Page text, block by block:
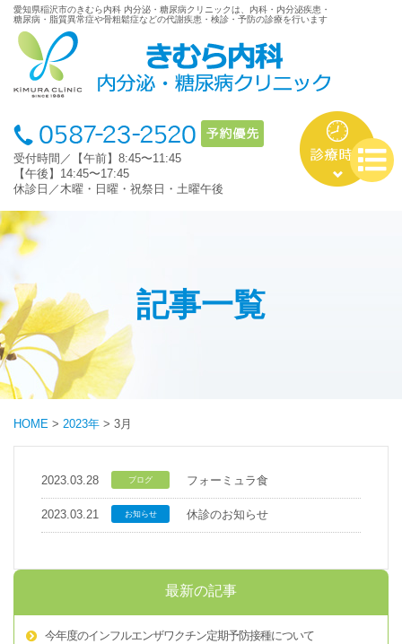
愛知県稲沢市のきむら内科 内分泌・糖尿病クリニックは、内科・内分泌疾患・
糖尿病・脂質異常症や骨粗鬆症などの代謝疾患・検診・予防の診療を行います
受付時間／【午前】8:45〜11:45
【午後】14:45〜17:45
休診日／木曜・日曜・祝祭日・土曜午後
記事一覧
HOME > 2023年 > 3月
2023.03.28 ブログ フォーミュラ食
2023.03.21 お知らせ 休診のお知らせ
最新の記事
今年度のインフルエンザワクチン定期予防接種について